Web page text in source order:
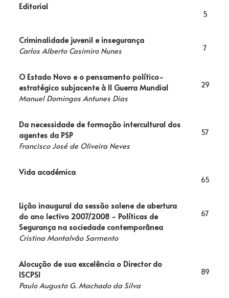
Editorial
5
Criminalidade juvenil e insegurança
Carlos Alberto Casimiro Nunes
7
O Estado Novo e o pensamento político-
estratégico subjacente à II Guerra Mundial
Manuel Domingos Antunes Dias
29
Da necessidade de formação intercultural dos
agentes da PSP
Francisco José de Oliveira Neves
57
Vida académica
65
Lição inaugural da sessão solene de abertura
do ano lectivo 2007/2008 - Políticas de
Segurança na sociedade contemporânea
Cristina Montalvão Sarmento
67
Alocução de sua excelência o Director do
ISCPSI
Paulo Augusto G. Machado da Silva
89